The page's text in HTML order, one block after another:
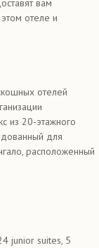
вам
отеле и
отелей
из 20-этажного
для
расположенный
junior suites, 5